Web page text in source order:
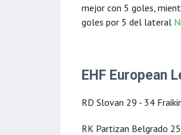
mejor con 5 goles,
goles por 5 del lateral
EHF European
RD Slovan 29 - 34
RK Partizan Belgrado